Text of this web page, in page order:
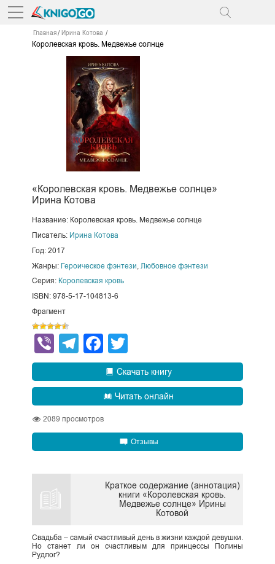
Главная Ирина Котова
Королевская кровь. Медвежье солнце
«Королевская кровь. Медвежье солнце»
Ирина Котова
Название: Королевская кровь. Медвежье солнце
Писатель: Ирина Котова
Год: 2017
Жанры: Героическое фэнтези Любовное фэнтези
Серия: Королевская кровь
ISBN: 978-5-17-104813-6
Фрагмент
ViberTelegram
Facebook
Скачать книгу
Читать онлайн
2089 просмотров
Отзывы
Краткое содержание (аннотация)
книги «Королевская кровь.
Медвежье солнце» Ирины
Котовой
Свадьба – самый счастливый день в жизни каждой девушки.
Но станет ли он счастливым для принцессы Полины
Рудлог?